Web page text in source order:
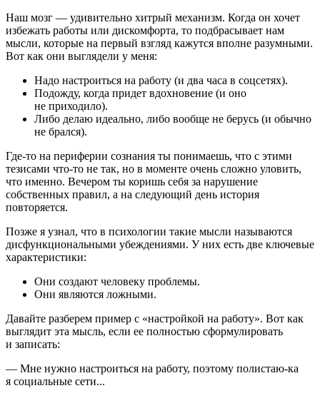
Наш мозг — удивительно хитрый механизм. Когда он хочет
избежать работы или дискомфорта, то подбрасывает нам
мысли, которые на первый взгляд кажутся вполне разумными.
Вот как они выглядели у меня:
Надо настроиться на работу (и два часа в соцсетях).
Подожду, когда придет вдохновение (и оно
не приходило).
Либо делаю идеально, либо вообще не берусь (и обычно
не брался).
Где-то на периферии сознания ты понимаешь, что с этими
тезисами что-то не так, но в моменте очень сложно уловить,
что именно. Вечером ты коришь себя за нарушение
собственных правил, а на следующий день история
повторяется.
Позже я узнал, что в психологии такие мысли называются
дисфункциональными убеждениями. У них есть две ключевые
характеристики:
Они создают человеку проблемы.
Они являются ложными.
Давайте разберем пример с «настройкой на работу». Вот как
выглядит эта мысль, если ее полностью сформулировать
и записать:
— Мне нужно настроиться на работу, поэтому полистаю-ка
я социальные сети...